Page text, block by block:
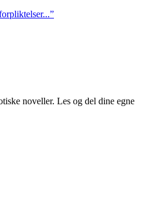
”
noveller. Les og del dine egne